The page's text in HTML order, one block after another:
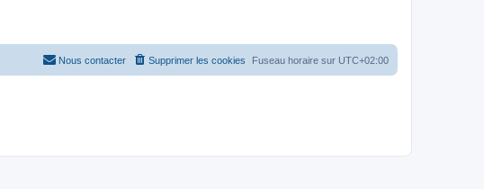
Fuseau horaire sur UTC+02:00
Supprimer les cookies
Nous contacter